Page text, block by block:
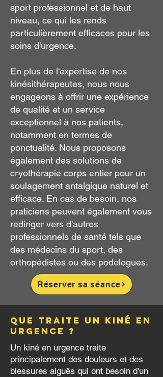
sport professionnel et de haut
niveau, ce qui les rends
particulièrement efficaces pour les
soins d'urgence.
En plus de l'expertise de nos
kinésithérapeutes, nous nous
engageons à offrir une expérience
de qualité et un service
exceptionnel à nos patients,
notamment en termes de
ponctualité. Nous proposons
également des solutions de
cryothérapie corps entier pour un
soulagement antalgique naturel et
efficace. En cas de besoin, nos
praticiens peuvent également vous
rediriger vers d'autres
professionnels de santé tels que
des médecins du sport, des
orthopédistes ou des podologues.
Réserver sa séance
Que traite un kiné en
urgence ?
Un kiné en urgence traite
principalement des douleurs et des
blessures aiguës qui ont besoin d'un